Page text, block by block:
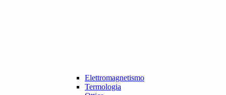
Elettromagnetismo
Termologia